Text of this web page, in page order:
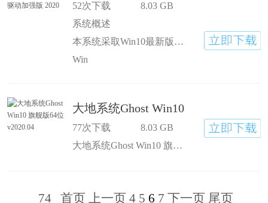
52次下载
8.03 GB
系统概述
本系统采取Win10最新版本1909（需要关闭更新的在 C:\Program Files (x86)目录下 右键管理员运行等待即可）技术员Ghost Win10 x64企业版分享给大家，本系统采用
Win
大地系统Ghost Win10 旗舰版64位
77次下载
8.03 GB
大地系统Ghost Win10 旗舰版64位 v2020.04是一款非常稳定且实用的装机系统，这款系统中集成了我们日常生活中常用的一些驱动等，让你的电脑运行更稳定哦，多样化的安装程序，让你的电脑使用更加方便
74 首页 上一页 4 5 6 7 下一页 尾页